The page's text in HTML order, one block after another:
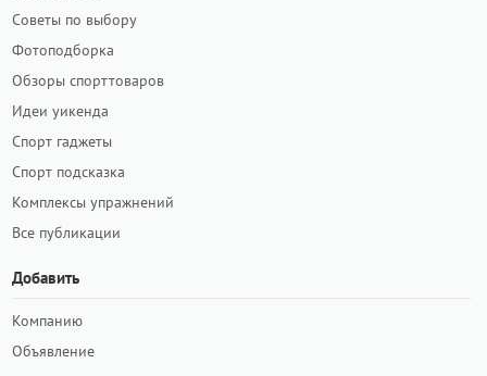
Советы по выбору
Фотоподборка
Обзоры спорттоваров
Идеи уикенда
Спорт гаджеты
Спорт подсказка
Комплексы упражнений
Все публикации
Добавить
Компанию
Объявление